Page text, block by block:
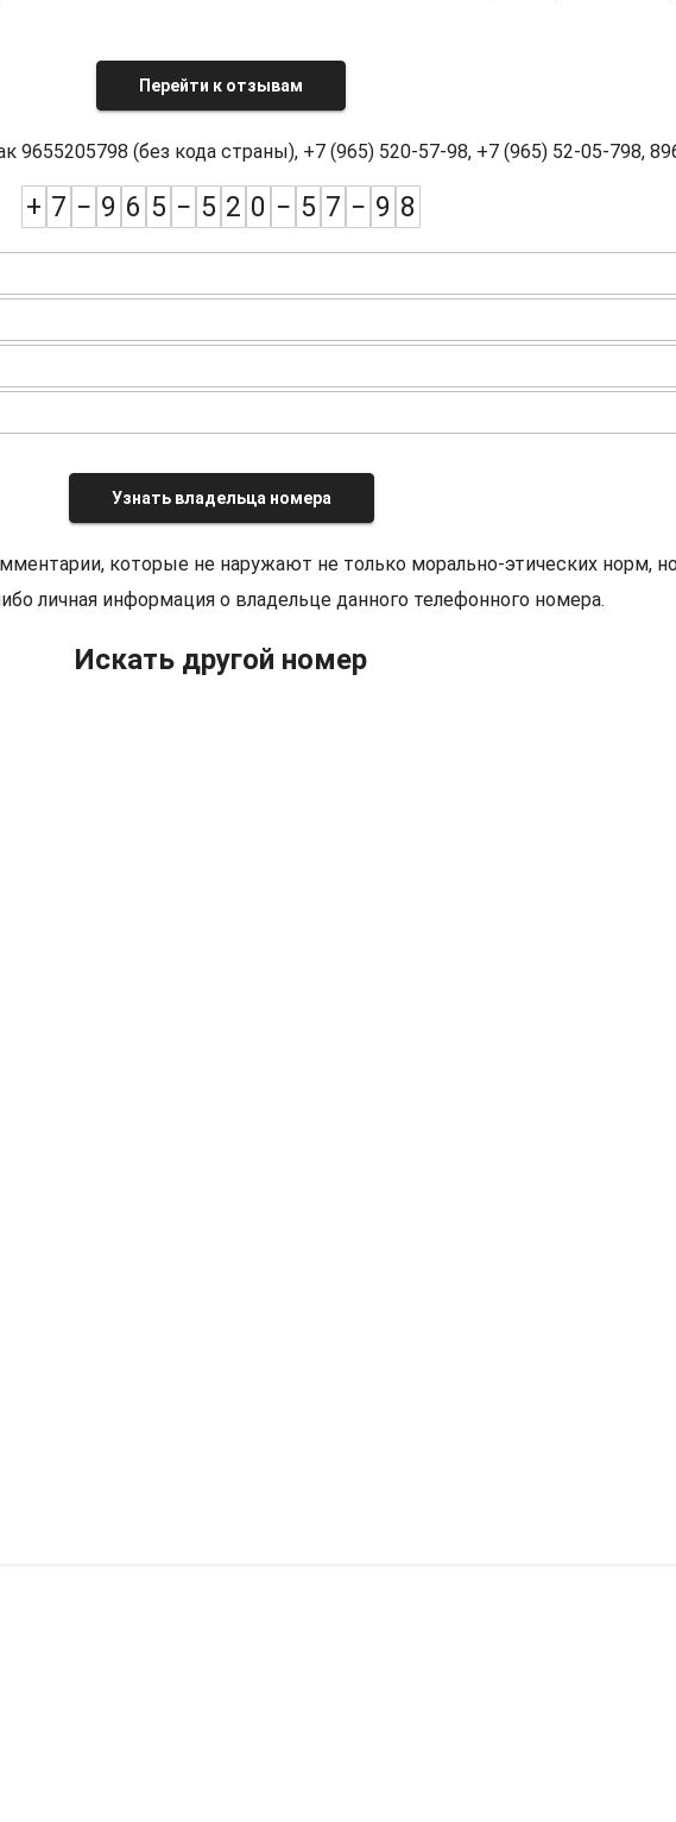
Перейти к отзывам
(без кода страны), +7 (965) 520-57-98, +7 (965) 52-05-798,
+ 7 − 9 6 5 − 5 2 0 − 5 7 − 9 8
Узнать владельца номера
которые не наружают не только морально-этических норм,
личная информация о владельце данного телефонного номера.
Искать другой номер